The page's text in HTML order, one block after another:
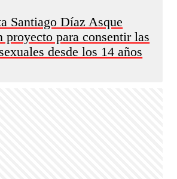
Santiago Díaz Asque
proyecto para consentir las
desde los 14 años